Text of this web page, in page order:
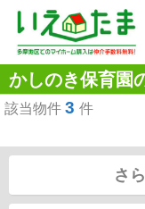
かしのき保育園
該当物件 3 件
さ